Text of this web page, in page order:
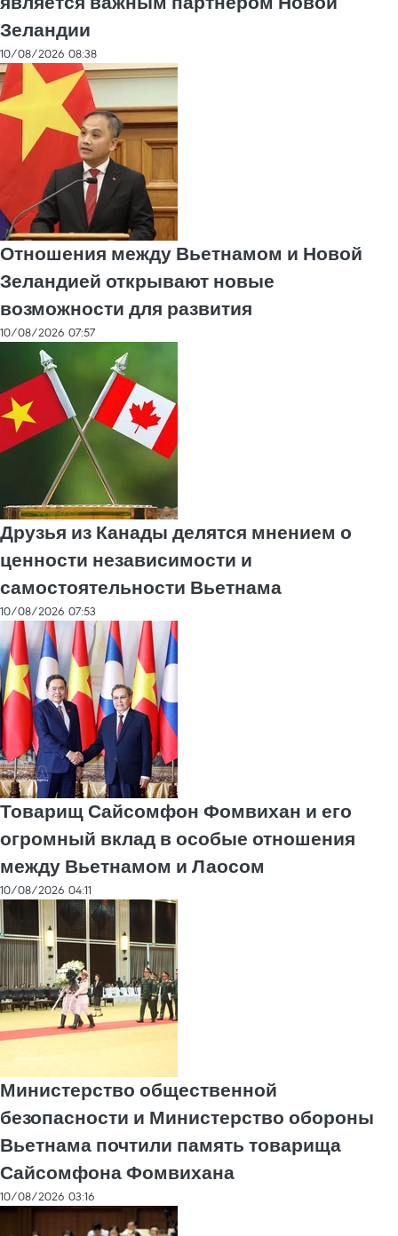
Зеландии
10/08/2026 08:38
Отношения между Вьетнамом и Новой
Зеландией открывают новые
возможности для развития
10/08/2026 07:57
Друзья из Канады делятся мнением о
ценности независимости и
самостоятельности Вьетнама
10/08/2026 07:53
Товарищ Сайсомфон Фомвихан и его
огромный вклад в особые отношения
между Вьетнамом и Лаосом
10/08/2026 04:11
Министерство общественной
безопасности и Министерство обороны
Вьетнама почтили память товарища
Сайсомфона Фомвихана
10/08/2026 03:16